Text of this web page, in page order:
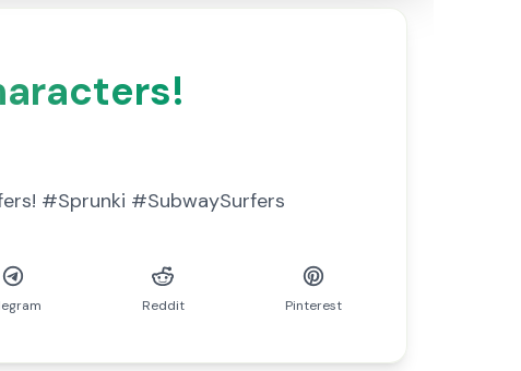
#Sprunki #SubwaySurfers
Reddit Pinterest